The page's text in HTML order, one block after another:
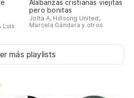
Luis
Alabanzas cristianas viejitas
pero bonitas
Jotta A, Hillsong United,
Marcela Gándara y otros
más playlists